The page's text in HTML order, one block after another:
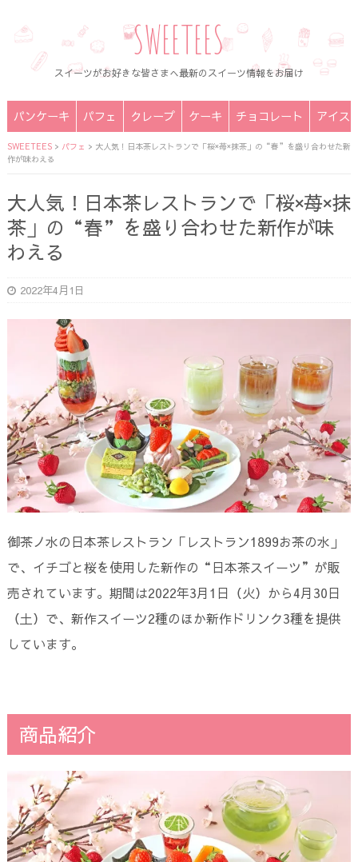
SWEETEES
スイーツがお好きな皆さまへ最新のスイーツ情報をお届け
パンケーキ パフェ クレープ ケーキ チョコレート アイス
SWEETEES> パフェ > 大人気！日本茶レストランで「桜×苺×抹茶」の“春”を盛り合わせた新
作が味わえる
大人気！日本茶レストランで「桜×苺×抹
茶」の“春”を盛り合わせた新作が味
わえる
2022年4月1日
御茶ノ水の日本茶レストラン「レストラン1899お茶の水」
で、イチゴと桜を使用した新作の“日本茶スイーツ”が販
売されています。期間は2022年3月1日（火）から4月30日
（土）で、新作スイーツ2種のほか新作ドリンク3種を提供
しています。
商品紹介